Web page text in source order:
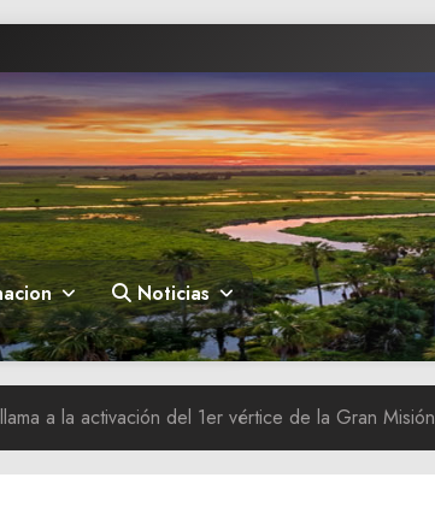
Noticias
a la activación del 1er vértice de la Gran